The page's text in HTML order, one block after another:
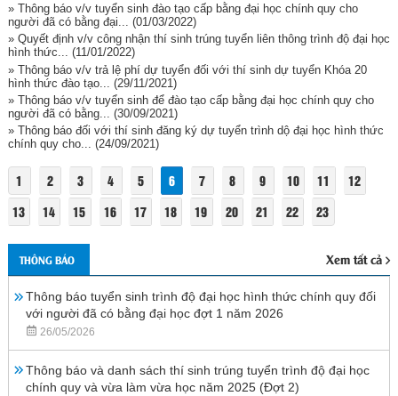
» Thông báo v/v tuyển sinh đào tạo cấp bằng đại học chính quy cho
người đã có bằng đại...
(01/03/2022)
» Quyết định v/v công nhận thí sinh trúng tuyển liên thông trình độ đại học
hình thức... (11/01/2022)
» Thông báo v/v trả lệ phí dự tuyển đối với thí sinh dự tuyển Khóa 20
hình thức đào tạo...
(29/11/2021)
» Thông báo v/v tuyển sinh để đào tạo cấp bằng đại học chính quy cho
người đã có bằng... (30/09/2021)
» Thông báo đối với thí sinh đăng ký dự tuyển trình dộ đại học hình thức
chính quy cho... (24/09/2021)
1 2 3 4 5 6 7 8 9 10 11
12
13
14 15 16 17 18 19 20 21 22 23
THÔNG BÁO Xem tất cả
Thông báo tuyển sinh trình độ đại học hình thức chính quy đối
với người đã có bằng đại học đợt 1 năm 2026
26/05/2026
Thông báo và danh sách thí sinh trúng tuyển trình độ đại học
chính quy và vừa làm vừa học năm 2025 (Đợt 2)